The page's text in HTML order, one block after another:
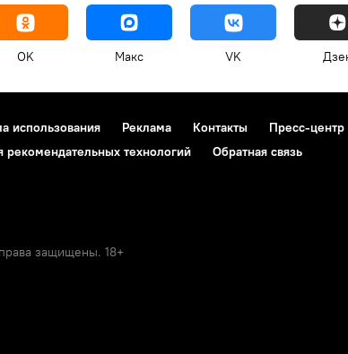
OK Макс VK
использования Реклама Контакты Пресс-центр
технологий
Обратная связь
защищены. 18+